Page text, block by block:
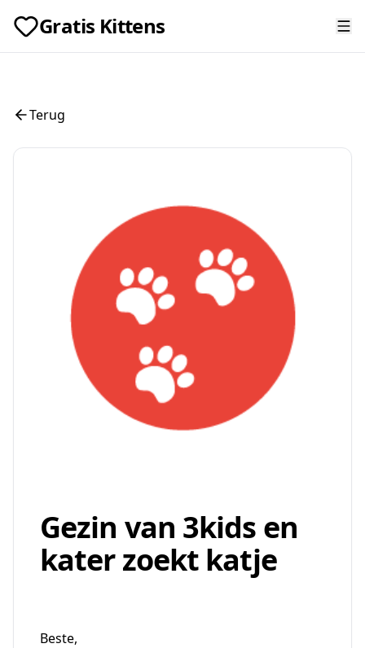
Gratis Kittens
Terug
Gezin van 3kids en
kater zoekt katje
Beste,